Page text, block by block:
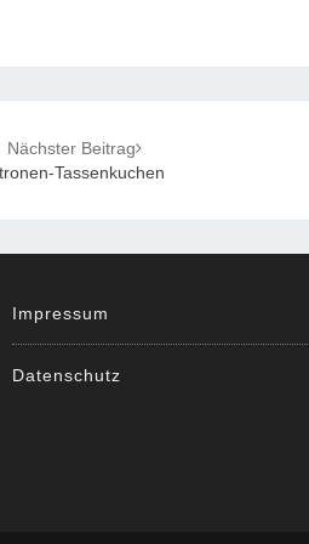
Nächster Beitrag
Tassenkuchen
Impressum
Datenschutz